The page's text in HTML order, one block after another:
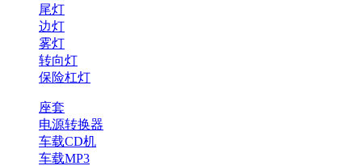
尾灯
边灯
雾灯
转向灯
保险杠灯
座套
电源转换器
车载CD机
车载MP3